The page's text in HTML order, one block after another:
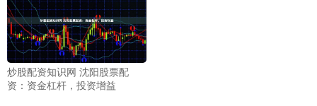
炒股配资知识网 沈阳股票配
资：资金杠杆，投资增益